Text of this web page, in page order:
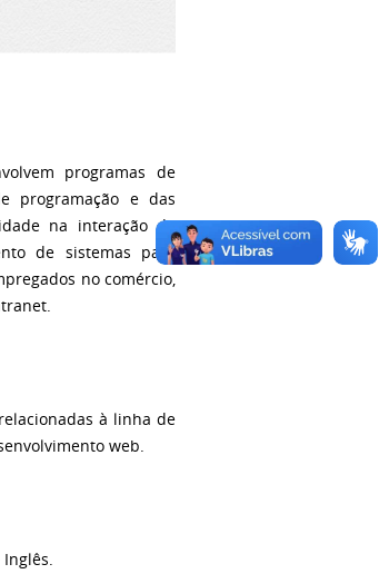
programas de
programação e das
na interação do
de sistemas para
no comércio,
à linha de
web.